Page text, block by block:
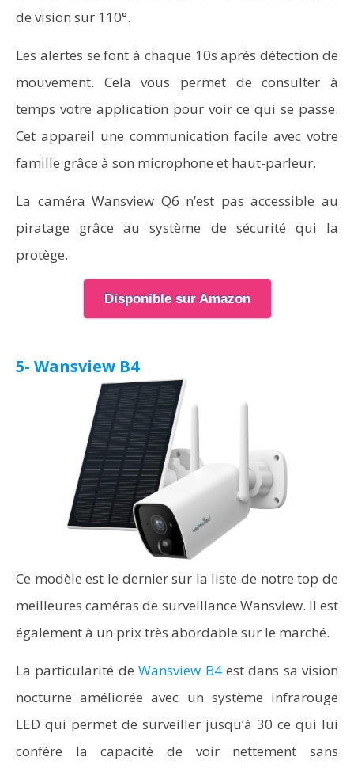
de vision sur 110°.
Les alertes se font à chaque 10s après détection de
mouvement. Cela vous permet de consulter à
temps votre application pour voir ce qui se passe.
Cet appareil une communication facile avec votre
famille grâce à son microphone et haut-parleur.
La caméra Wansview Q6 n’est pas accessible au
piratage grâce au système de sécurité qui la
protège.
Disponible sur Amazon
5- Wansview B4
Ce modèle est le dernier sur la liste de notre top de
meilleures caméras de surveillance Wansview. Il est
également à un prix très abordable sur le marché.
La particularité deWansview B4est dans sa vision
nocturne améliorée avec un système infrarouge
LED qui permet de surveiller jusqu’à 30 ce qui lui
confère la capacité de voir nettement sans